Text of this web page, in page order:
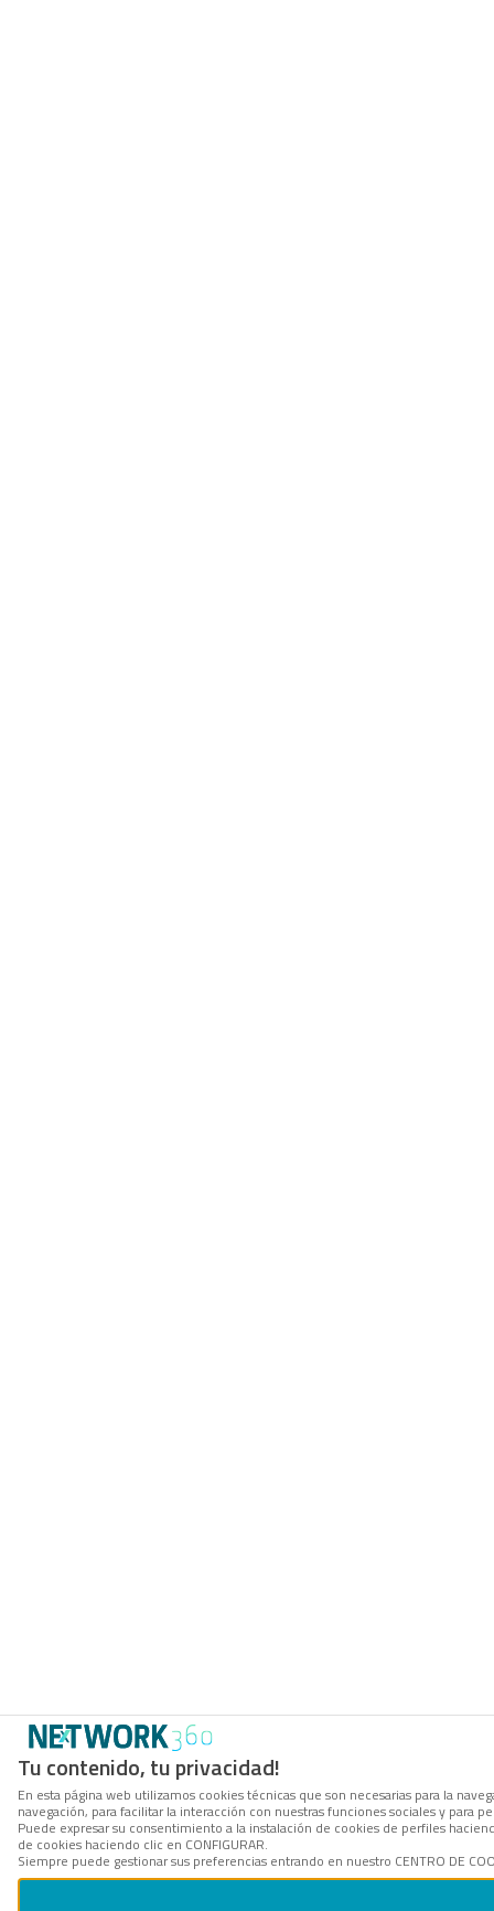
Tu contenido, tu privacidad!
En esta página web utilizamos cookies técnicas que son necesarias para la
navegación, para facilitar la interacción con nuestras funciones sociales y
Puede expresar su consentimiento a la instalación de cookies de perfiles
de cookies haciendo clic en CONFIGURAR.
Siempre puede gestionar sus preferencias entrando en nuestro CENTRO DE